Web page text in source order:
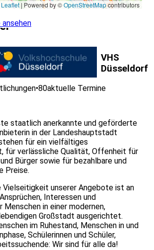
Leaflet | Powered by ©OpenStreetMapcontributors
VHS
Düsseldorf
•80aktuelle Termine
staatlich anerkannte und geförderte
in der Landeshauptstadt
für ein vielfältiges
für verlässliche Qualität, Offenheit für
Bürger sowie für bezahlbare und
Preise.
Vielseitigkeit unserer Angebote ist an
Interessen und
Menschen in einer modernen,
Großstadt ausgerichtet.
im Ruhestand, Menschen in und
Schülerinnen und Schüler,
Wir sind für alle da!